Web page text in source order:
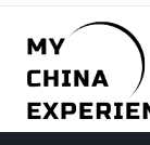
Skip
content